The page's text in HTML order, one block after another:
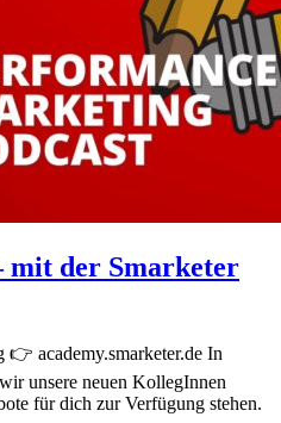
mit der Smarketer
academy.smarketer.de In
unsere neuen KollegInnen
für dich zur Verfügung stehen.